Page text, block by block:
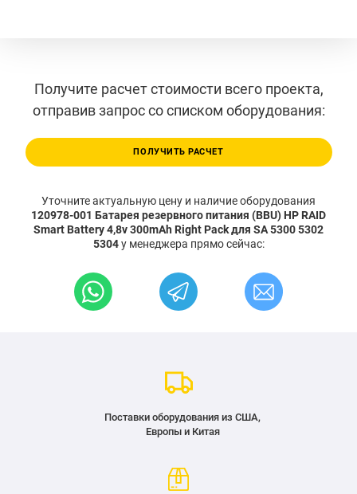
Получите расчет стоимости всего проекта,
отправив запрос со списком оборудования:
ПОЛУЧИТЬ РАСЧЕТ
Уточните актуальную цену и наличие оборудования
120978-001 Батарея резервного питания (BBU) HP RAID
Smart Battery 4,8v 300mAh Right Pack для SA 5300 5302
5304у менеджера прямо сейчас:
Поставки оборудования из США,
Европы и Китая